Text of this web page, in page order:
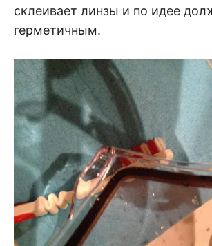
склеивает линзы и по идее
герметичным.